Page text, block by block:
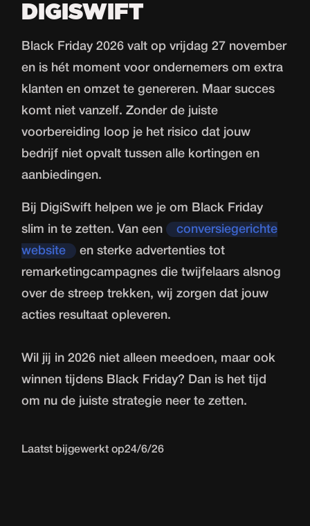
DIGISWIFT
Black Friday 2026 valt op vrijdag 27 november
en is hét moment voor ondernemers om extra
klanten en omzet te genereren. Maar succes
komt niet vanzelf. Zonder de juiste
voorbereiding loop je het risico dat jouw
bedrijf niet opvalt tussen alle kortingen en
aanbiedingen.
Bij DigiSwift helpen we je om Black Friday
slim in te zetten. Van een
conversiegerichte
website
en sterke advertenties tot
remarketingcampagnes die twijfelaars alsnog
over de streep trekken, wij zorgen dat jouw
acties resultaat opleveren.
Wil jij in 2026 niet alleen meedoen, maar ook
winnen tijdens Black Friday? Dan is het tijd
om nu de juiste strategie neer te zetten.
Laatst bijgewerkt op24/6/26